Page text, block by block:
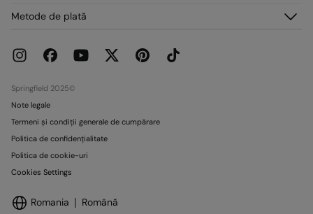
Livrare
Promoții curente
Magazine
Metode de plată
Springfield 2025©
Note legale
Termeni și condiții generale de cumpărare
Politica de confidențialitate
Politica de cookie-uri
Cookies Settings
Romania Română